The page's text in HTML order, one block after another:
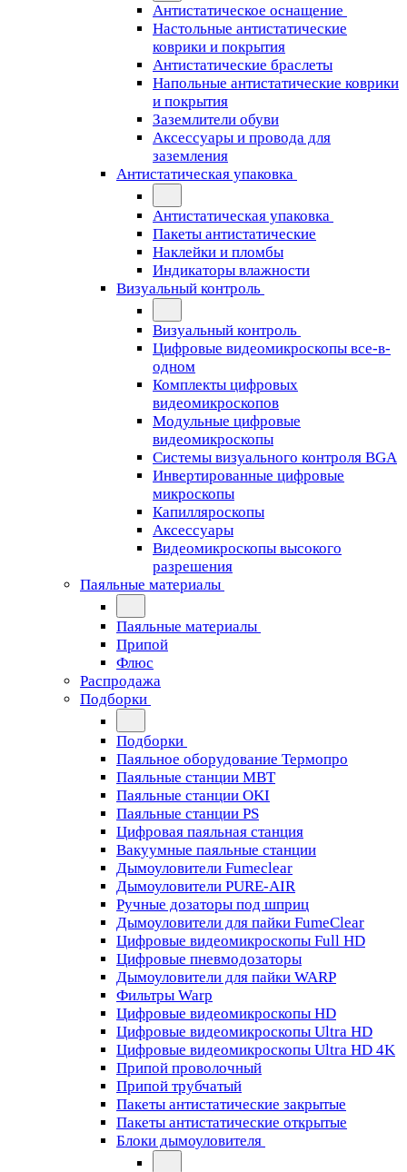
Антистатическое оснащение
Настольные антистатические
коврики и покрытия
Антистатические браслеты
Напольные антистатические коврики
и покрытия
Заземлители обуви
Аксессуары и провода для
заземления
Антистатическая упаковка
Антистатическая упаковка
Пакеты антистатические
Наклейки и пломбы
Индикаторы влажности
Визуальный контроль
Визуальный контроль
Цифровые видеомикроскопы все-в-
одном
Комплекты цифровых
видеомикроскопов
Модульные цифровые
видеомикроскопы
Cистемы визуального контроля BGA
Инвертированные цифровые
микроскопы
Капилляроскопы
Аксессуары
Видеомикроскопы высокого
разрешения
Паяльные материалы
Паяльные материалы
Припой
Флюс
Распродажа
Подборки
Подборки
Паяльное оборудование Термопро
Паяльные станции MBT
Паяльные станции OKI
Паяльные станции PS
Цифровая паяльная станция
Вакуумные паяльные станции
Дымоуловители Fumeclear
Дымоуловители PURE-AIR
Ручные дозаторы под шприц
Дымоуловители для пайки FumeClear
Цифровые видеомикроскопы Full HD
Цифровые пневмодозаторы
Дымоуловители для пайки WARP
Фильтры Warp
Цифровые видеомикроскопы HD
Цифровые видеомикроскопы Ultra HD
Цифровые видеомикроскопы Ultra HD 4K
Припой проволочный
Припой трубчатый
Пакеты антистатические закрытые
Пакеты антистатические открытые
Блоки дымоуловителя